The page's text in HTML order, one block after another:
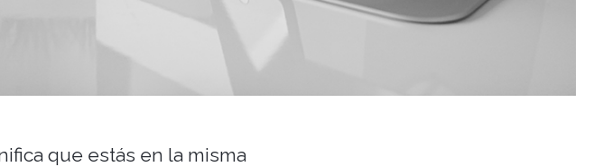
que estás en la misma